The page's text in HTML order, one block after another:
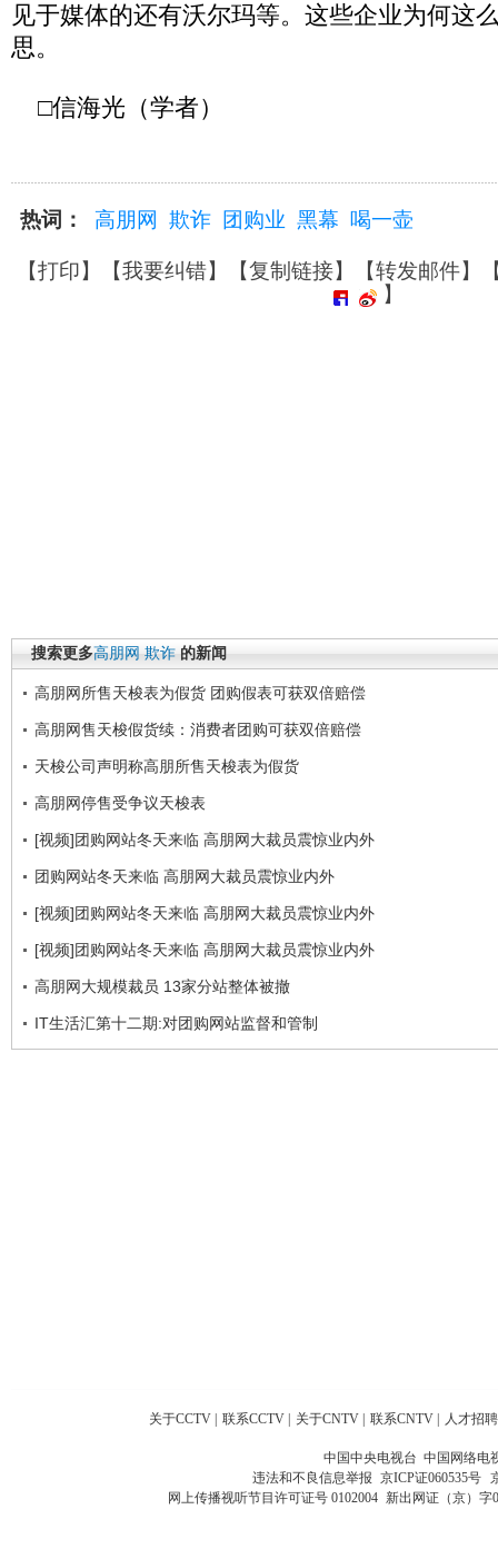
见于媒体的还有沃尔玛等。这些企业为何这
思。
□信海光（学者）
热词： 高朋网 欺诈 团购业 黑幕 喝一壶
【打印】【我要纠错】【复制链接】【转发邮件】
】
搜索更多高朋网 欺诈 的新闻
高朋网所售天梭表为假货 团购假表可获双倍赔偿
高朋网售天梭假货续：消费者团购可获双倍赔偿
天梭公司声明称高朋所售天梭表为假货
高朋网停售受争议天梭表
[视频]团购网站冬天来临 高朋网大裁员震惊业内外
团购网站冬天来临 高朋网大裁员震惊业内外
[视频]团购网站冬天来临 高朋网大裁员震惊业内外
[视频]团购网站冬天来临 高朋网大裁员震惊业内外
高朋网大规模裁员 13家分站整体被撤
IT生活汇第十二期:对团购网站监督和管制
关于CCTV 联系CCTV 关于CNTV 联系CNTV 人才招聘
中国中央电视台 中国网络电
违法和不良信息举报 京ICP证060535号
网上传播视听节目许可证号 0102004 新出网证（京）